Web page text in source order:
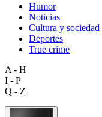
Humor
Noticias
Cultura y sociedad
Deportes
True crime
A - H
I - P
Q - Z